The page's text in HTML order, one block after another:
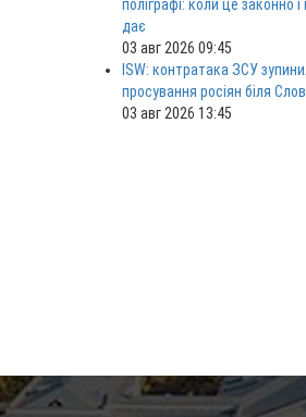
поліграфі: коли це законно
дає
03 авг 2026 09:45
ISW: контратака ЗСУ
просування росіян біля
03 авг 2026 13:45